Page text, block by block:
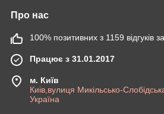
Про нас
100% позитивних з 1159 відгуків
Працює з 31.01.2017
м. Київ
Киів,вулиця Микільсько-
Україна